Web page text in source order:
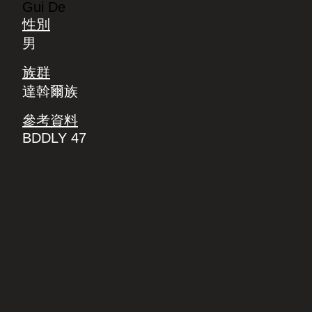
Gui De
性別
男
族群
達斡爾族
參考資料
BDDLY 47